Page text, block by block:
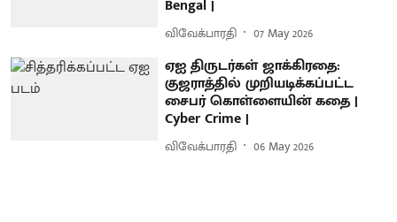
Bengal |
விவேக்பாரதி 07 May 2026
ஏஐ திருடர்கள் ஜாக்கிரதை:
குஜராத்தில் முறியடிக்கப்பட்ட
சைபர் கொள்ளையின் கதை |
Cyber Crime |
விவேக்பாரதி 06 May 2026